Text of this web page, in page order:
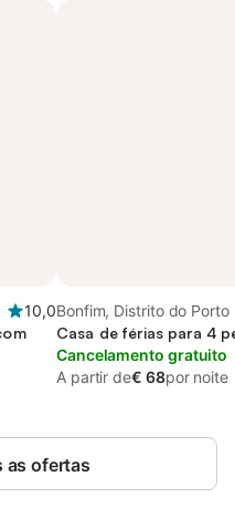
10,0Bonfim, Distrito do Porto
Casa de férias para 4
Cancelamento gratuito
A partir de€ 68por noite
as ofertas